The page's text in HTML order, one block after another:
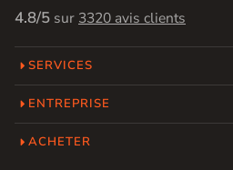
4.8/5 sur 3320 avis clients
SERVICES
ENTREPRISE
ACHETER